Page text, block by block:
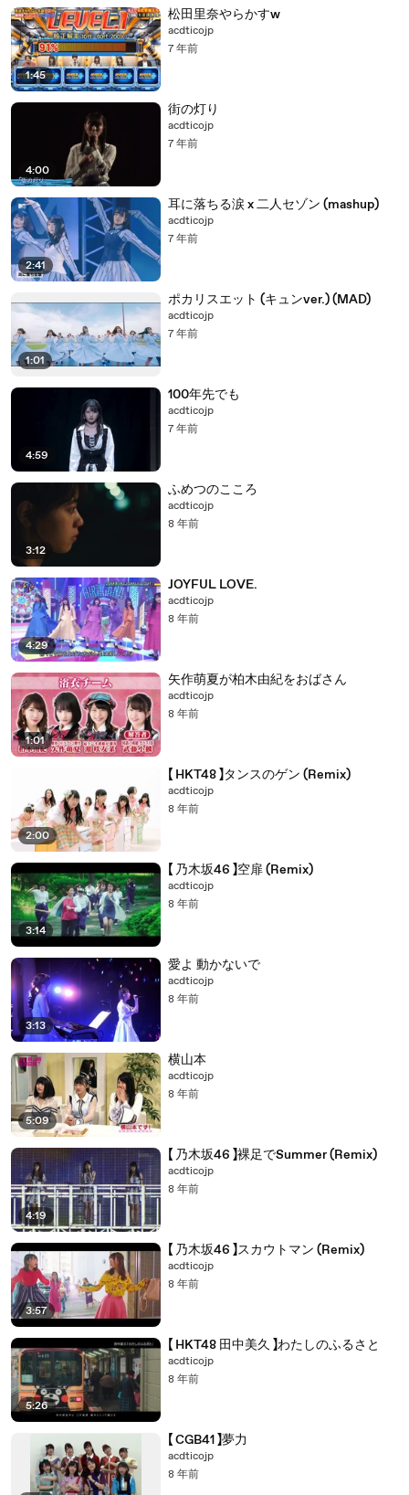
1:45
松田里奈やらかすw
acdticojp
7 年前
4:00
街の灯り
acdticojp
7 年前
2:41
耳に落ちる涙 x 二人セゾン (mashup)
acdticojp
7 年前
1:01
ポカリスエット (キュンver.) (MAD)
acdticojp
7 年前
4:59
100年先でも
acdticojp
7 年前
3:12
ふめつのこころ
acdticojp
8 年前
4:29
JOYFUL LOVE.
acdticojp
8 年前
1:01
矢作萌夏が柏木由紀をおばさん
acdticojp
8 年前
2:00
【 HKT48 】タンスのゲン (Remix)
acdticojp
8 年前
3:14
【 乃木坂46 】空扉 (Remix)
acdticojp
8 年前
3:13
愛よ 動かないで
acdticojp
8 年前
5:09
横山本
acdticojp
8 年前
4:19
【 乃木坂46 】裸足でSummer (Remix)
acdticojp
8 年前
3:57
【 乃木坂46 】スカウトマン (Remix)
acdticojp
8 年前
5:26
【 HKT48 田中美久 】わたしのふるさと
acdticojp
8 年前
【 CGB41 】夢力
acdticojp
8 年前